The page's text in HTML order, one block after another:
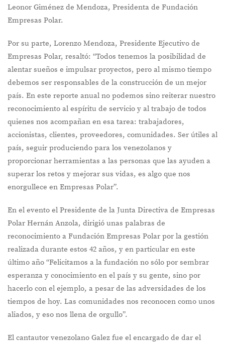
Leonor Giménez de Mendoza, Presidenta de Fundación
Empresas Polar.
Por su parte, Lorenzo Mendoza, Presidente Ejecutivo de
Empresas Polar, resaltó: “Todos tenemos la posibilidad de
alentar sueños e impulsar proyectos, pero al mismo tiempo
debemos ser responsables de la construcción de un mejor
país. En este reporte anual no podemos sino reiterar nuestro
reconocimiento al espíritu de servicio y al trabajo de todos
quienes nos acompañan en esa tarea: trabajadores,
accionistas, clientes, proveedores, comunidades. Ser útiles al
país, seguir produciendo para los venezolanos y
proporcionar herramientas a las personas que las ayuden a
superar los retos y mejorar sus vidas, es algo que nos
enorgullece en Empresas Polar”.
En el evento el Presidente de la Junta Directiva de Empresas
Polar Hernán Anzola, dirigió unas palabras de
reconocimiento a Fundación Empresas Polar por la gestión
realizada durante estos 42 años, y en particular en este
último año “Felicitamos a la fundación no sólo por sembrar
esperanza y conocimiento en el país y su gente, sino por
hacerlo con el ejemplo, a pesar de las adversidades de los
tiempos de hoy. Las comunidades nos reconocen como unos
aliados, y eso nos llena de orgullo”.
El cantautor venezolano Galez fue el encargado de dar el